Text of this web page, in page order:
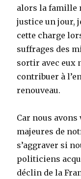
alors la famille
justice un jour,
cette charge
suffrages des
sortir avec eux
contribuer à
renouveau.
Car nous
majeures de
s’aggraver si
politiciens
déclin de la